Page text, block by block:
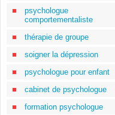
psychologue
comportementaliste
thérapie de groupe
soigner la dépression
psychologue pour enfant
cabinet de psychologue
formation psychologue